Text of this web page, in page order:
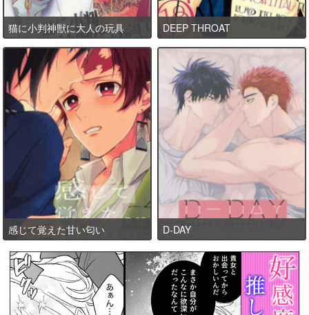
猫に小判神獣に大人の玩具 DEEP THROAT
感じて覚えた甘い匂い D-DAY